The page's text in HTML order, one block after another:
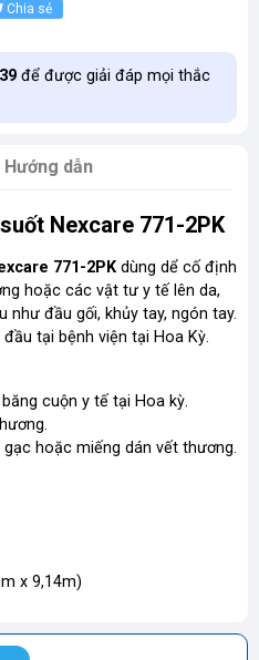
Chia sẻ
để được giải đáp mọi thắc
Hướng dẫn
Nexcare 771-2PK
771-2PK dùng dể cố định
hoặc các vật tư y tế lên da,
như đầu gối, khủy tay, ngón tay.
tại bệnh viện tại Hoa Kỳ.
cuộn y tế tại Hoa kỳ.
hoặc miếng dán vết thương.
x 9,14m)